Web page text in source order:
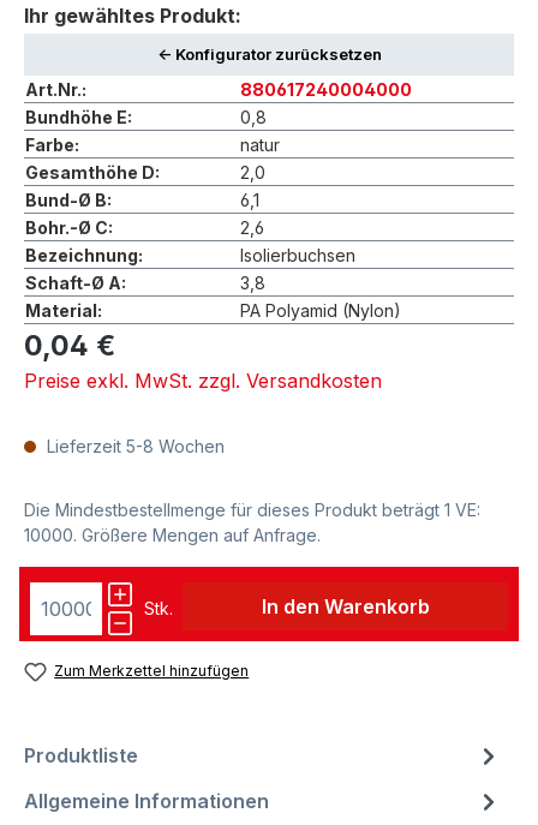
Ihr gewähltes Produkt:
<- Konfigurator zurücksetzen
Art.Nr.:
880617240004000
Bundhöhe E:
0,8
Farbe:
natur
Gesamthöhe D:
2,0
Bund-Ø B:
6,1
Bohr.-Ø C:
2,6
Bezeichnung:
Isolierbuchsen
Schaft-Ø A:
3,8
Material:
PA Polyamid (Nylon)
0,04 €
Preise exkl. MwSt. zzgl. Versandkosten
Lieferzeit 5-8 Wochen
Die Mindestbestellmenge für dieses Produkt beträgt 1 VE:
10000. Größere Mengen auf Anfrage.
Stk. In den Warenkorb
Zum Merkzettel hinzufügen
Produktliste
Allgemeine Informationen